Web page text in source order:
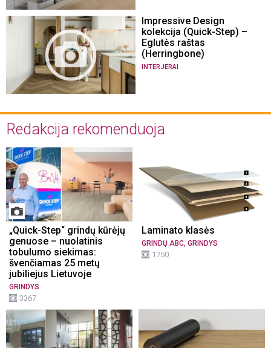
Impressive Design
kolekcija (Quick-Step) –
Eglutės raštas
(Herringbone)
INTERJERAI
Redakcija rekomenduoja
„Quick-Step“ grindų kūrėjų
genuose – nuolatinis
tobulumo siekimas:
švenčiamas 25 metų
jubiliejus Lietuvoje
GRINDYS
3367
Laminato klasės
GRINDŲ ABC, GRINDYS
1750